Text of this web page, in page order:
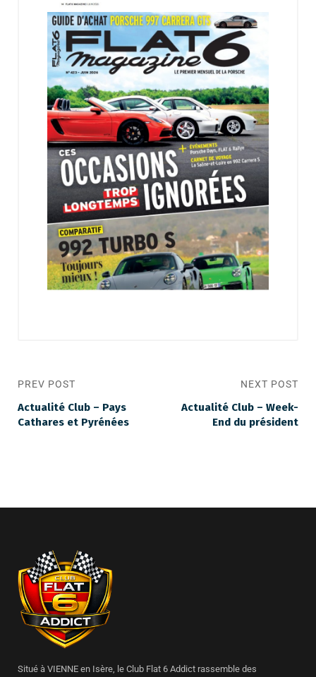
PREV POST
Actualité Club – Pays
Cathares et Pyrénées
NEXT POST
Actualité Club – Week-
End du président
Situé à VIENNE en Isère, le Club Flat 6 Addict rassemble des